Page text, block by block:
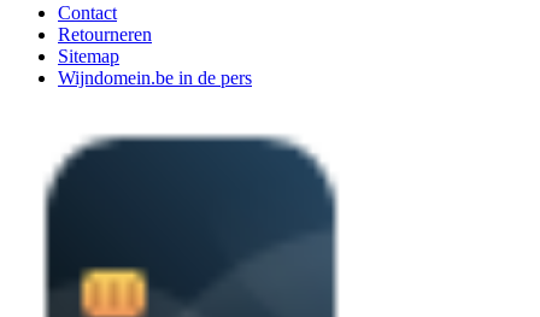
Contact
Retourneren
Sitemap
Wijndomein.be in de pers